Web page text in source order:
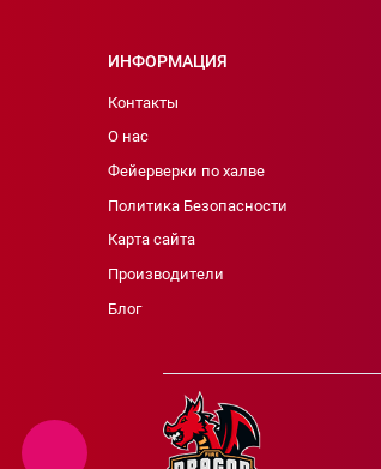
ИНФОРМАЦИЯ
Контакты
О нас
Фейерверки по халве
Политика Безопасности
Карта сайта
Производители
Блог